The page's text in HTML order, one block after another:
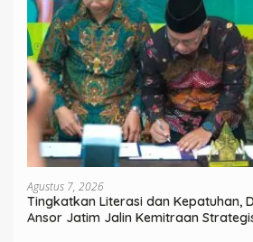
Agustus 7, 2026
Tingkatkan Literasi dan Kepatuhan,
Ansor Jatim Jalin Kemitraan